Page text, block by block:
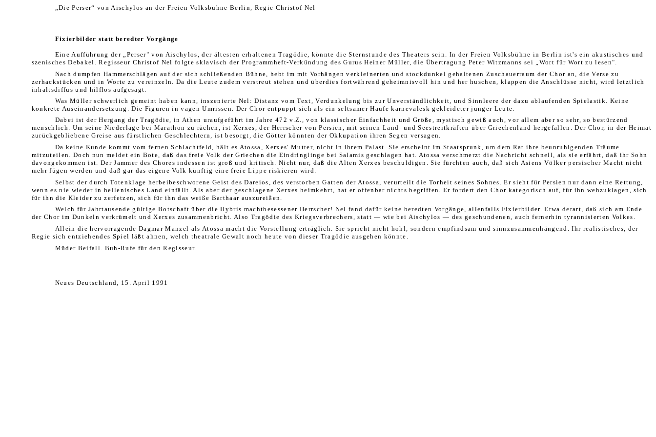
„Die Perser“ von Aischylos an der Freien Volksbühne Berlin, Regie Christof Nel
Fixierbilder statt beredter Vorgänge
Eine Aufführung der „Perser" von Aischylos, der ältesten erhaltenen Tragödie, könnte die Sternstunde des Theaters sein. In der Freien Volksbühne in Berlin ist's ein akustisches und
szenisches Debakel. Regisseur Christof Nel folgte sklavisch der Programmheft-Verkündung des Gurus Heiner Müller, die Übertragung Peter Witzmanns sei „Wort für Wort zu lesen".
Nach dumpfen Hammerschlägen auf der sich schließenden Bühne, hebt im mit Vorhängen verkleinerten und stockdunkel gehaltenen Zuschauerraum der Chor an, die Verse zu
zerhackstücken und in Worte zu vereinzeln. Da die Leute zudem verstreut stehen und überdies fortwährend geheimnisvoll hin und her huschen, klappen die Anschlüsse nicht, wird letztlich
inhaltsdiffus und hilflos aufgesagt.
Was Müller schwerlich gemeint haben kann, inszenierte Nel: Distanz vom Text, Verdunkelung bis zur Unverständlichkeit, und Sinnleere der dazu ablaufenden Spielastik. Keine
konkrete Auseinandersetzung. Die Figuren in vagen Umrissen. Der Chor entpuppt sich als ein seltsamer Haufe karnevalesk gekleideter junger Leute.
Dabei ist der Hergang der Tragödie, in Athen uraufgeführt im Jahre 472 v.Z., von klassischer Einfachheit und Größe, mystisch gewiß auch, vor allem aber so sehr, so bestürzend
menschlich. Um seine Niederlage bei Marathon zu rächen, ist Xerxes, der Herrscher von Persien, mit seinen Land- und Seestreitkräften über Griechenland hergefallen. Der Chor, in der Heimat
zurückgebliebene Greise aus fürstlichen Geschlechtern, ist besorgt, die Götter könnten der Okkupation ihren Segen versagen.
Da keine Kunde kommt vom fernen Schlachtfeld, hält es Atossa, Xerxes' Mutter, nicht in ihrem Palast. Sie erscheint im Staatsprunk, um dem Rat ihre beunruhigenden Träume
mitzuteilen. Doch nun meldet ein Bote, daß das freie Volk der Griechen die Eindringlinge bei Salamis geschlagen hat. Atossa verschmerzt die Nachricht schnell, als sie erfährt, daß ihr Sohn
davongekommen ist. Der Jammer des Chores indessen ist groß und kritisch. Nicht nur, daß die Alten Xerxes beschuldigen. Sie fürchten auch, daß sich Asiens Völker persischer Macht nicht
mehr fügen werden und daß gar das eigene Volk künftig eine freie Lippe riskieren wird.
Selbst der durch Totenklage herbeibeschworene Geist des Dareios, des verstorben Gatten der Atossa, verurteilt die Torheit seines Sohnes. Er sieht für Persien nur dann eine Rettung,
wenn es nie wieder in hellenisches Land einfällt. Als aber der geschlagene Xerxes heimkehrt, hat er offenbar nichts begriffen. Er fordert den Chor kategorisch auf, für ihn wehzuklagen, sich
für ihn die Kleider zu zerfetzen, sich für ihn das weiße Barthaar auszureißen.
Welch für Jahrtausende gültige Botschaft über die Hybris machtbesessener Herrscher! Nel fand dafür keine beredten Vorgänge, allenfalls Fixierbilder. Etwa derart, daß sich am Ende
der Chor im Dunkeln verkrümelt und Xerxes zusammenbricht. Also Tragödie des Kriegsverbrechers, statt — wie bei Aischylos — des geschundenen, auch fernerhin tyrannisierten Volkes.
Allein die hervorragende Dagmar Manzel als Atossa macht die Vorstellung erträglich. Sie spricht nicht hohl, sondern empfindsam und sinnzusammenhängend. Ihr realistisches, der
Regie sich entziehendes Spiel läßt ahnen, welch theatrale Gewalt noch heute von dieser Tragödie ausgehen könnte.
Müder Beifall. Buh-Rufe für den Regisseur.
Neues Deutschland, 15. April 1991